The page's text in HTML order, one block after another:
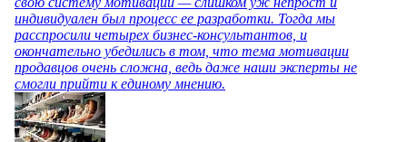
индивидуален был процесс ее разработки. Тогда мы
расспросили четырех бизнес-консультантов, и
окончательно убедились в том, что тема мотивации
продавцов очень сложна, ведь даже наши эксперты не
смогли прийти к единому мнению.